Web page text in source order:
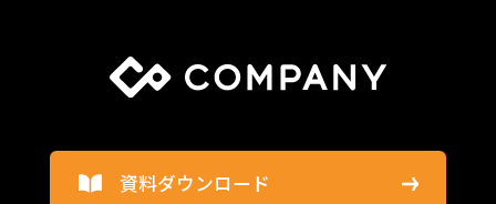
資料ダウンロード